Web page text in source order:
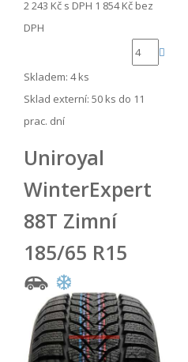
2 243 Kč s DPH 1 854 Kč bez
DPH
Skladem: 4 ks
Sklad externí: 50 ks do 11
prac. dní
Uniroyal
WinterExpert
88T Zimní
185/65 R15